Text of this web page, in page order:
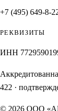
+7 (495) 649-8-
РЕКВИЗИТЫ
ИНН
422 ·
© 2026 ООО